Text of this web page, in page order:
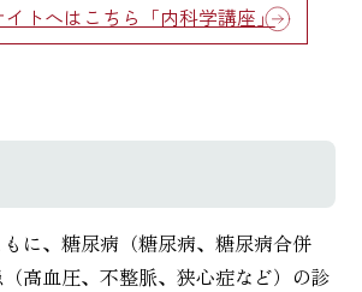
トへはこちら「内科学講座」
に、糖尿病（糖尿病、糖尿病合併
高血圧、不整脈、狭心症など）の診